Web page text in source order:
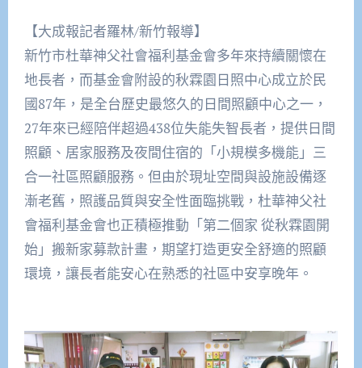
【大成報記者羅林/新竹報導】
新竹市杜華神父社會福利基金會多年來持續關懷在
地長者，而基金會附設的秋霖園日照中心成立於民
國87年，是全台歷史最悠久的日間照顧中心之一，
27年來已經陪伴超過438位失能失智長者，提供日間
照顧、居家服務及夜間住宿的「小規模多機能」三
合一社區照顧服務。但由於現址空間與設施設備逐
漸老舊，照護品質與安全性面臨挑戰，杜華神父社
會福利基金會也正積極推動「第二個家 從秋霖園開
始」搬新家募款計畫，期望打造更安全舒適的照顧
環境，讓長者能安心在熟悉的社區中安享晚年。